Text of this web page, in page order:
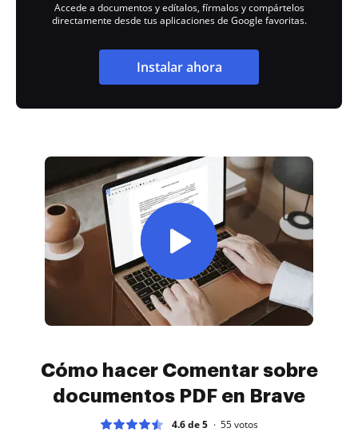
Accede a documentos y edítalos, fírmalos y compártelos
directamente desde tus aplicaciones de Google favoritas.
Instalar ahora
Cómo hacer Comentar sobre
documentos PDF en Brave
4.6 de 5 55votos